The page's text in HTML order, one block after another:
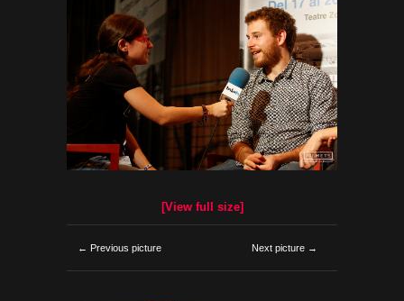
[View full size]
← Previous picture Next picture →